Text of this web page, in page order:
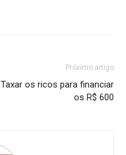
Próximo artigo
Taxar os ricos para financiar
os R$ 600